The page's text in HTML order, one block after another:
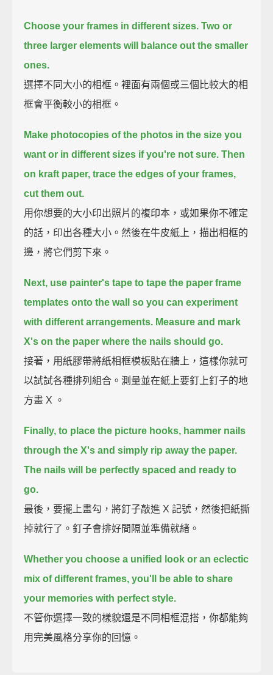
Choose your frames in different sizes. Two or
three larger elements will balance out the smaller
ones.
選擇不同大小的相框。裡面有兩個或三個比較大的相
框會平衡較小的相框。
Make photocopies of the photos in the size you
want or in different sizes if you're not sure. Then
on kraft paper, trace the edges of your frames,
cut them out.
用你想要的大小印出照片的複印本，或如果你不確定
的話，印出各種大小。然後在牛皮紙上，描出相框的
邊，將它們剪下來。
Next, use painter's tape to tape the paper frame
templates onto the wall
so you can experiment
with different arrangements. Measure and mark
X's on the paper where the nails should go.
接著，用紙膠帶將紙相框模板貼在牆上，這樣你就可
以試試各種排列組合。測量並在紙上要釘上釘子的地
方畫 X 。
Finally, to place the picture hooks, hammer nails
through the X's and simply rip away the paper.
The nails will be perfectly spaced and ready to
go.
最後，要擺上畫勾，將釘子敲進 X 記號，然後把紙撕
掉就行了。釘子會排好間隔並準備就緒。
Whether you choose a unified look or an eclectic
mix of different frames, you'll be able to share
your memories with perfect style.
不管你選擇一致的樣貌還是不同相框混搭，你都能夠
用完美風格分享你的回憶。